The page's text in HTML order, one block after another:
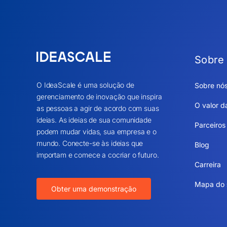
O IdeaScale é uma solução de
gerenciamento de inovação que inspira
as pessoas a agir de acordo com suas
ideias. As ideias de sua comunidade
podem mudar vidas, sua empresa e o
mundo. Conecte-se às ideias que
importam e comece a cocriar o futuro.
Obter uma demonstração
Sobre
Sobre
O valor
Parceiros
Blog
Carreira
Mapa do